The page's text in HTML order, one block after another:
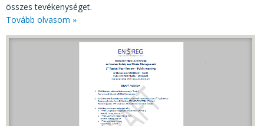
összes tevékenységet.
Tovább olvasom »